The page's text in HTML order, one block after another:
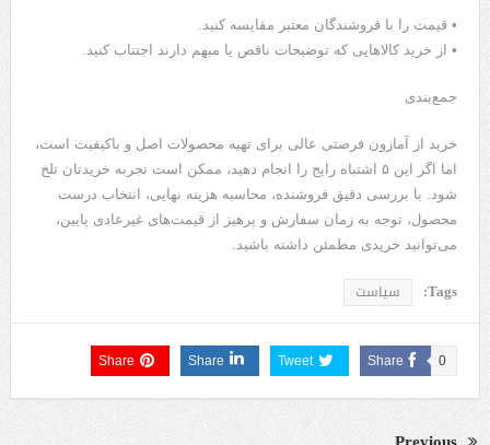
• قیمت را با فروشندگان معتبر مقایسه کنید.
• از خرید کالاهایی که توضیحات ناقص یا مبهم دارند اجتناب کنید.
جمع‌بندی
خرید از آمازون فرصتی عالی برای تهیه محصولات اصل و باکیفیت است،
اما اگر این ۵ اشتباه رایج را انجام دهید، ممکن است تجربه خریدتان تلخ
شود. با بررسی دقیق فروشنده، محاسبه هزینه نهایی، انتخاب درست
محصول، توجه به زمان سفارش و پرهیز از قیمت‌های غیرعادی پایین،
می‌توانید خریدی مطمئن داشته باشید.
Tags: سیاست
Share 0
Tweet
Share
Share